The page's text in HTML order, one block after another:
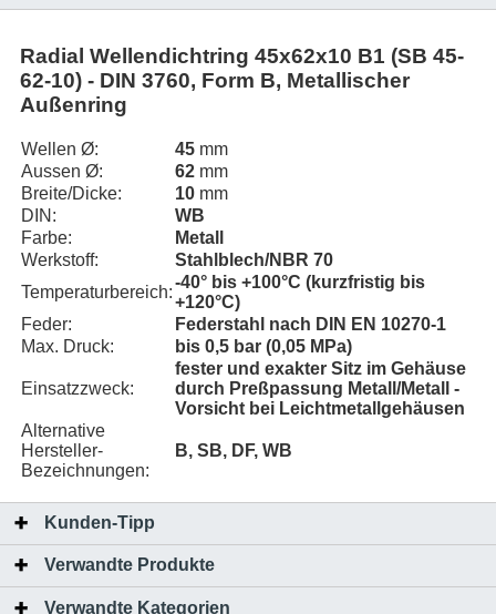
Radial Wellendichtring 45x62x10 B1 (SB 45-
62-10) - DIN 3760, Form B, Metallischer
Außenring
Wellen Ø: 45 mm
Aussen Ø:
62 mm
Breite/Dicke:
10 mm
DIN:
WB
Farbe:
Metall
Werkstoff:
Stahlblech/NBR 70
Temperaturbereich:
-40° bis +100°C (kurzfristig bis
+120°C)
Feder:
Federstahl nach DIN EN 10270-1
Max. Druck:
bis 0,5 bar (0,05 MPa)
Einsatzzweck:
fester und exakter Sitz im Gehäuse
durch Preßpassung Metall/Metall -
Vorsicht bei Leichtmetallgehäusen
Alternative
Hersteller-
Bezeichnungen:
B, SB, DF, WB
Kunden-Tipp
Verwandte Produkte
Verwandte Kategorien